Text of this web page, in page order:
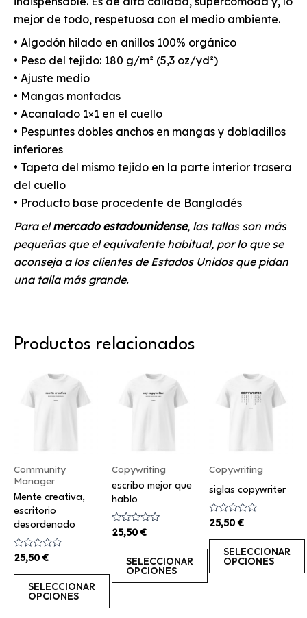
mejor de todo, respetuosa con el medio ambiente.
• Algodón hilado en anillos 100% orgánico
• Peso del tejido: 180 g/m² (5,3 oz/yd²)
• Ajuste medio
• Mangas montadas
• Acanalado 1×1 en el cuello
• Pespuntes dobles anchos en mangas y dobladillos
inferiores
• Tapeta del mismo tejido en la parte interior trasera
del cuello
• Producto base procedente de Bangladés
Para elmercado estadounidense, las tallas son más
pequeñas que el equivalente habitual, por lo que se
aconseja a los clientes de Estados Unidos que pidan
una talla más grande.
Productos relacionados
Community
Manager
Mente creativa,
escritorio
desordenado
Valorado
con
0
25,50€
SELECCIONAR
OPCIONES
producto
variantes.
Las
opciones
se
pueden
elegir
en
la
página
de
Copywriting
escribo mejor que
hablo
Valorado
con
0
25,50€
SELECCIONAR
OPCIONES
producto
variantes.
Las
opciones
se
pueden
elegir
Copywriting
siglas copywriter
Valorado
con
0
25,50€
SELECCIONAR
OPCIONES
producto
variantes.
Las
opciones
se
pueden
elegir
la